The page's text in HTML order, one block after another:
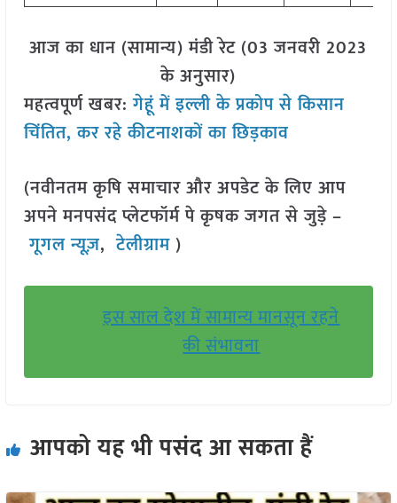
आज का धान (सामान्य) मंडी रेट (03 जनवरी 2023
के अनुसार)
महत्वपूर्ण खबर:गेहूं में इल्ली के प्रकोप से किसान
चिंतित, कर रहे कीटनाशकों का छिड़काव
(नवीनतम कृषि समाचार और अपडेट के लिए आप
अपने मनपसंद प्लेटफॉर्म पे कृषक जगत से जुड़े –
गूगल न्यूज़,टेलीग्राम )
इस साल देश में सामान्य मानसून रहने
की संभावना
आपको यह भी पसंद आ सकता हैं